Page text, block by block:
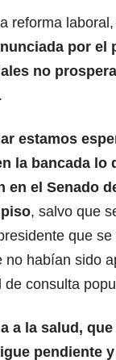
reforma laboral,
por
no
estamos
la bancada
en el Senado
, salvo que
que
no habían sido
consulta
a la salud,
pendiente